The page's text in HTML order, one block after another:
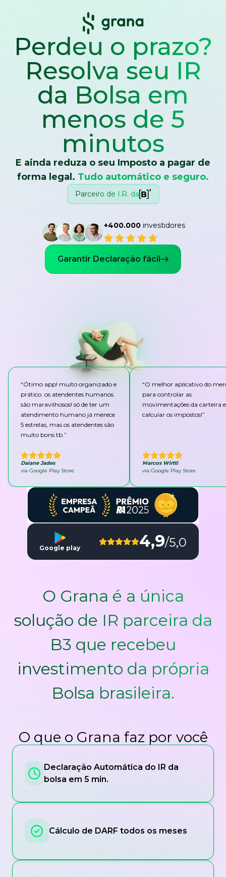
Perdeu o prazo?
Resolva seu IR
da Bolsa em
menos de 5
minutos
E ainda reduza o seu Imposto a pagar de
forma legal. Tudo automático e seguro.
Parceiro de I.R. da
+400.000investidores
Garantir Declaração fácil
“Ótimo app! muito organizado e
prático. os atendentes humanos
são maravilhosos! só de ter um
atendimento humano já merece
5 estrelas, mas os atendentes são
muito bons tb.”
Daiane Jades
via Google Play Store
“O melhor aplicativo do
para controlar as
movimentações da carteira e
calcular os impostos!”
Marcos Wirtti
via Google Play Store
Google play 4,9/5,0
O Grana é a única
solução de IR parceira da
B3 que recebeu
investimento da própria
Bolsa brasileira.
O que o Grana faz por você
Declaração Automática do IR da
bolsa em 5 min.
Cálculo de DARF todos os meses